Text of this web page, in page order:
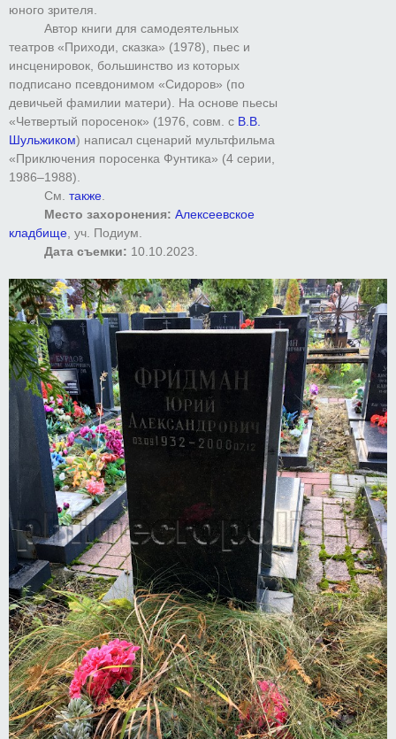
юного зрителя.
Автор книги для самодеятельных
театров «Приходи, сказка» (1978), пьес и
инсценировок, большинство из которых
подписано псевдонимом «Сидоров» (по
девичьей фамилии матери). На основе пьесы
«Четвертый поросенок» (1976, совм. с В.В.
Шульжиком) написал сценарий мультфильма
«Приключения поросенка Фунтика» (4 серии,
1986–1988).
См. также.
Место захоронения: Алексеевское
кладбище, уч. Подиум.
Дата съемки: 10.10.2023.